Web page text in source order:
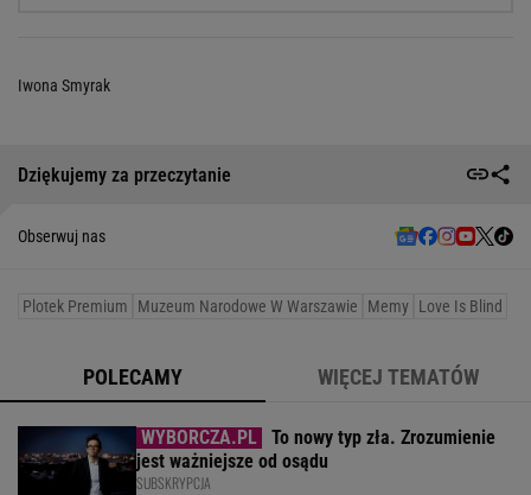
Iwona Smyrak
Dziękujemy za przeczytanie
Obserwuj nas
Plotek Premium Muzeum Narodowe W Warszawie Memy Love Is Blind
POLECAMY WIĘCEJ TEMATÓW
To nowy typ zła. Zrozumienie
jest ważniejsze od osądu
SUBSKRYPCJA